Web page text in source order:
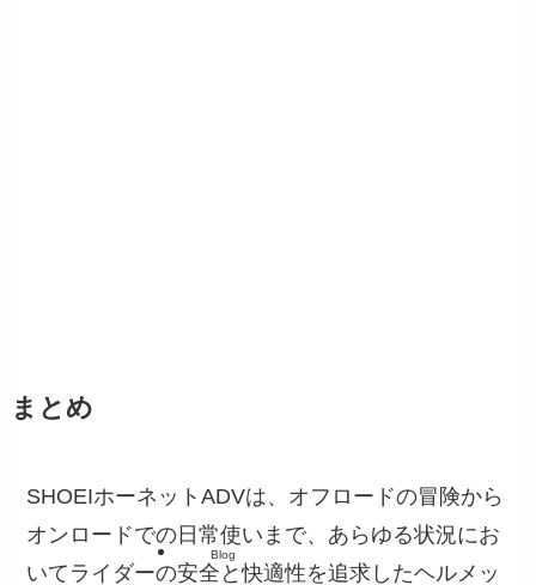
まとめ
SHOEIホーネットADVは、オフロードの冒険から
オンロードでの日常使いまで、あらゆる状況にお
いてライダーの安全と快適性を追求したヘルメッ
Blog